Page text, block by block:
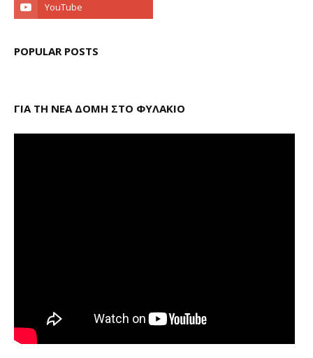
POPULAR POSTS
ΓΙΑ ΤΗ ΝΕΑ ΔΟΜΗ ΣΤΟ ΦΥΛΑΚΙΟ